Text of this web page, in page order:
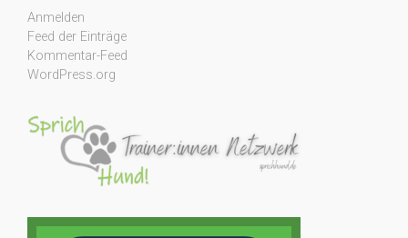
Anmelden
Feed der Einträge
Kommentar-Feed
WordPress.org